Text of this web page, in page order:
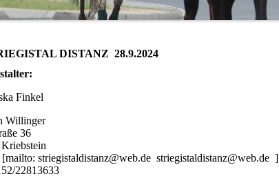
DISTANZ 28.9.2024
Finkel
Willinger
36
striegistaldistanz@web.de striegistaldistanz@web.de ]
22813633